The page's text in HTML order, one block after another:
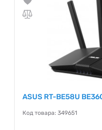
ASUS RT-BE58U
Код товара: 349651